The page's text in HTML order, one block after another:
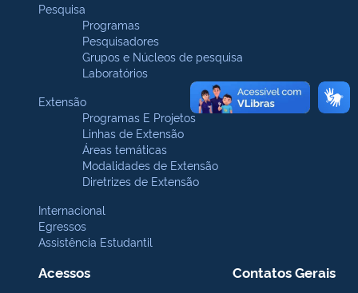
Pesquisa
Programas
Pesquisadores
Grupos e Núcleos de pesquisa
Laboratórios
Extensão
Programas E Projetos
Linhas de Extensão
Áreas temáticas
Modalidades de Extensão
Diretrizes de Extensão
Internacional
Egressos
Assistência Estudantil
Acessos Contatos Gerais